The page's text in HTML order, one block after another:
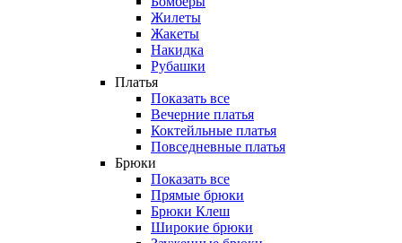
Жилеты
Жакеты
Накидка
Рубашки
Платья
Показать все
Вечерние платья
Коктейльные платья
Повседневные платья
Брюки
Показать все
Прямые брюки
Брюки Клеш
Широкие брюки